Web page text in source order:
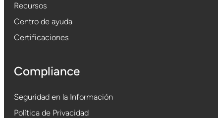
Recursos
Centro de ayuda
Certificaciones
Compliance
Seguridad en la Información
Política de Privacidad